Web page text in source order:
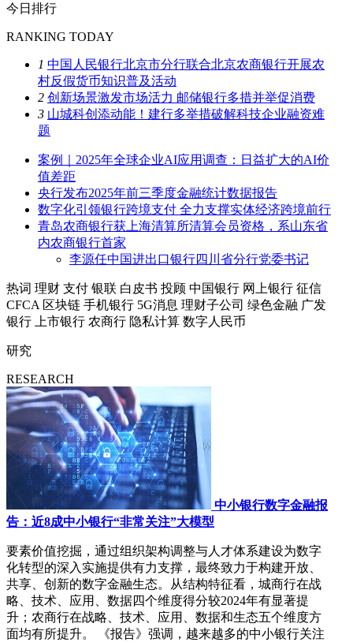
今日排行
RANKING TODAY
1 中国人民银行北京市分行联合北京农商银行开展农
村反假货币知识普及活动
2 创新场景激发市场活力 邮储银行多措并举促消费
3 山城科创添动能！建行多举措破解科技企业融资难
题
案例｜2025年全球企业AI应用调查：日益扩大的AI价
值差距
央行发布2025年前三季度金融统计数据报告
数字化引领银行跨境支付 全力支撑实体经济跨境前行
青岛农商银行获上海清算所清算会员资格，系山东省
内农商银行首家
李源任中国进出口银行四川省分行党委书记
热词 理财 支付 银联 白皮书 投顾 中国银行 网上银行 征信
CFCA 区块链 手机银行 5G消息 理财子公司 绿色金融 广发
银行
上市银行 农商行 隐私计算 数字人民币
研究
RESEARCH
中小银行数字金融报
告：近8成中小银行“非常关注”大模型
要素价值挖掘，通过组织架构调整与人才体系建设为数字
化转型的深入实施提供有力支撑，最终致力于构建开放、
共享、创新的数字金融生态。从结构特征看，城商行在战
略、技术、应用、数据四个维度得分较2024年有显著提
升；农商行在战略、技术、应用、数据和生态五个维度方
面均有所提升。 《报告》强调，越来越多的中小银行关注